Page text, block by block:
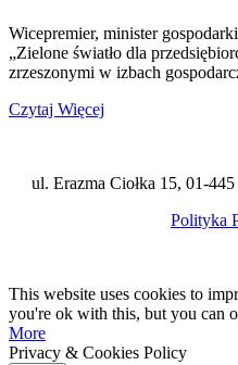
Wicepremier, minister
„Zielone światło dla
zrzeszonymi w izbach
Czytaj Więcej
ul. Erazma Ciołka 15, 01-
Polityka
This website uses cookies to
you're ok with this, but you can
More
Privacy & Cookies Policy